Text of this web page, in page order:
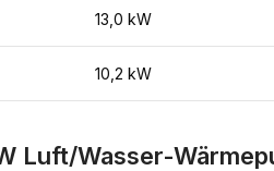
13,0 kW
10,2 kW
Luft/Wasser-